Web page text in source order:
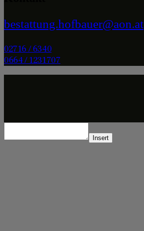
bestattung.hofbauer@aon.at
02716 / 6340
0664 / 1231707
Insert